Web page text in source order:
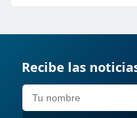
Recibe las